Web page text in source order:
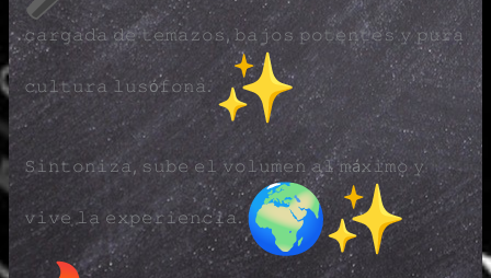
𝚌𝚊𝚛𝚐𝚊𝚍𝚊 𝚍𝚎 𝚝𝚎𝚖𝚊𝚣𝚘𝚜, 𝚋𝚊𝚓𝚘𝚜 𝚙𝚘𝚝𝚎𝚗𝚝𝚎𝚜 𝚢 𝚙𝚞𝚛𝚊
𝚌𝚞𝚕𝚝𝚞𝚛𝚊 𝚕𝚞𝚜ó𝚏𝚘𝚗𝚊.
𝚂𝚒𝚗𝚝𝚘𝚗𝚒𝚣𝚊, 𝚜𝚞𝚋𝚎 𝚎𝚕 𝚟𝚘𝚕𝚞𝚖𝚎𝚗 𝚊𝚕 𝚖á𝚡𝚒𝚖𝚘 𝚢
𝚟𝚒𝚟𝚎 𝚕𝚊 𝚎𝚡𝚙𝚎𝚛𝚒𝚎𝚗𝚌𝚒𝚊.